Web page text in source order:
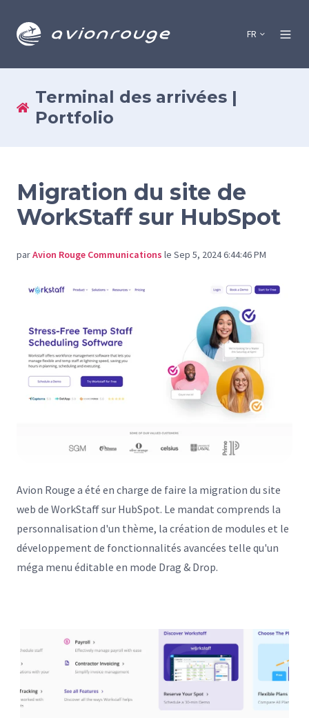
FR
Terminal des arrivées |
Portfolio
Migration du site de
WorkStaff sur HubSpot
parAvion Rouge Communications le Sep 5, 2024 6:44:46 PM
Avion Rouge a été en charge de faire la migration du site
web de WorkStaff sur HubSpot. Le mandat comprends la
personnalisation d'un thème, la création de modules et le
développement de fonctionnalités avancées telle qu'un
méga menu éditable en mode Drag & Drop.